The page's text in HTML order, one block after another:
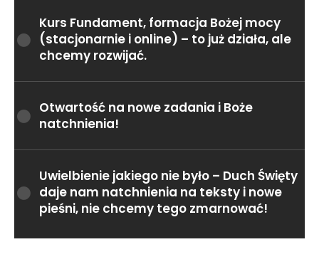
Kurs Fundament, formacja Bożej mocy
(stacjonarnie i online) – to już działa, ale
chcemy rozwijać.
Otwartość na nowe zadania i Boże
natchnienia!
Uwielbienie jakiego nie było – Duch Święty
daje nam natchnienia na teksty i nowe
pieśni, nie chcemy tego zmarnować!